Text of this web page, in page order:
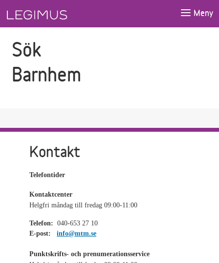
Meny
Sök
Barnhem
Kontakt
Telefontider
Kontaktcenter
Helgfri måndag till fredag 09:00-11:00
Telefon: 040-653 27 10
E-post:
info@mtm.se
Punktskrifts- och prenumerationsservice